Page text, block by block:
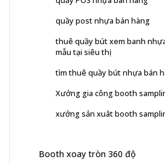
quầy post nhựa bán hàng
thuê quầy bút xem banh
mẫu tại siêu thị
tìm thuê quầy bút nhựa bán
Xưởng gia công booth
xưởng sản xuât booth
Booth xoay tròn 360 độ